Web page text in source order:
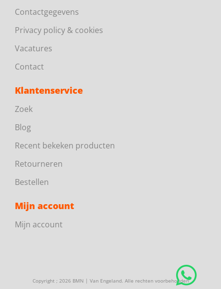
Contactgegevens
Privacy policy & cookies
Vacatures
Contact
Klantenservice
Zoek
Blog
Recent bekeken producten
Retourneren
Bestellen
Mijn account
Mijn account
Copyright ; 2026 BMN | Van Engeland. Alle rechten voorbehouden